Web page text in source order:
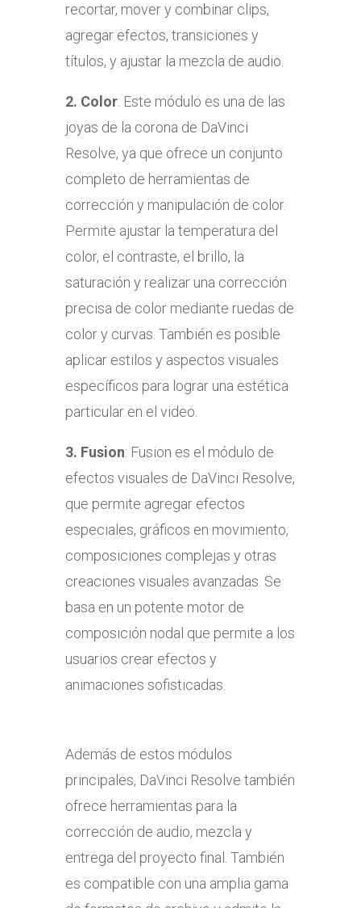
recortar, mover y combinar clips,
agregar efectos, transiciones y
títulos, y ajustar la mezcla de audio.
2. Color: Este módulo es una de las
joyas de la corona de DaVinci
Resolve, ya que ofrece un conjunto
completo de herramientas de
corrección y manipulación de color.
Permite ajustar la temperatura del
color, el contraste, el brillo, la
saturación y realizar una corrección
precisa de color mediante ruedas de
color y curvas. También es posible
aplicar estilos y aspectos visuales
específicos para lograr una estética
particular en el video.
3. Fusion: Fusion es el módulo de
efectos visuales de DaVinci Resolve,
que permite agregar efectos
especiales, gráficos en movimiento,
composiciones complejas y otras
creaciones visuales avanzadas. Se
basa en un potente motor de
composición nodal que permite a los
usuarios crear efectos y
animaciones sofisticadas.
Además de estos módulos
principales, DaVinci Resolve también
ofrece herramientas para la
corrección de audio, mezcla y
entrega del proyecto final. También
es compatible con una amplia gama